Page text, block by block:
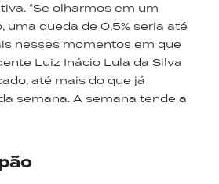
“Se olharmos em um
uma queda de 0,5% seria até
nesses momentos em que
Luiz Inácio Lula da Silva
até mais do que já
semana. A semana tende a